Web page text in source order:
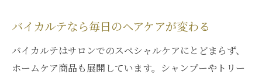
バイカルテなら毎日のヘアケアが変わる
バイカルテはサロンでのスペシャルケアにとどまらず、
ホームケア商品も展開しています。シャンプーやトリー